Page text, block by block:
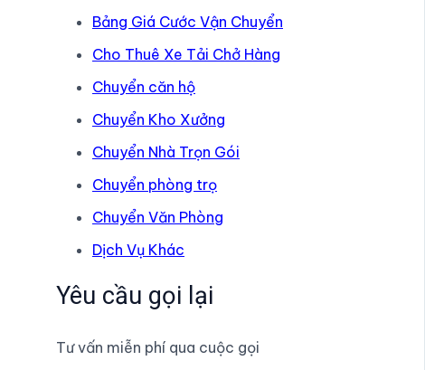
Bảng Giá Cước Vận Chuyển
Cho Thuê Xe Tải Chở Hàng
Chuyển căn hộ
Chuyển Kho Xưởng
Chuyển Nhà Trọn Gói
Chuyển phòng trọ
Chuyển Văn Phòng
Dịch Vụ Khác
Yêu cầu gọi lại
Tư vấn miễn phí qua cuộc gọi